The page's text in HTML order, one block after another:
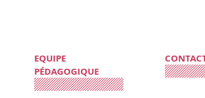
EQUIPE
PÉDAGOGIQUE